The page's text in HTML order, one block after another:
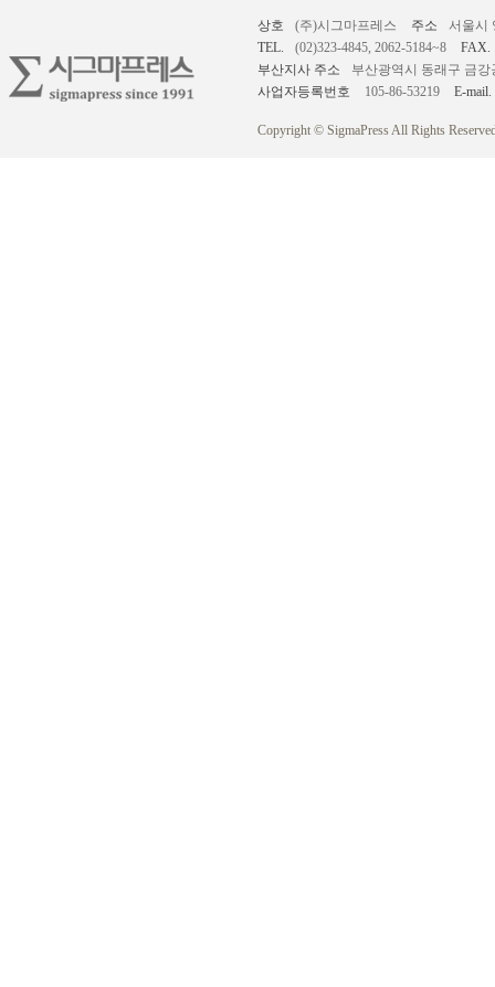
상호 (주)시그마프레스 주소
서울시
TEL.
(02)323-4845, 2062-5184~8
FAX.
부산지사 주소
부산광역시 동래구 금강
사업자등록번호
105-86-53219 E-mail.
Copyright © SigmaPress All Rights